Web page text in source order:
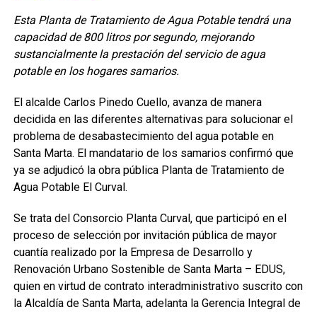
Esta Planta de Tratamiento de Agua Potable tendrá una
capacidad de 800 litros por segundo, mejorando
sustancialmente la prestación del servicio de agua
potable en los hogares samarios.
El alcalde Carlos Pinedo Cuello, avanza de manera
decidida en las diferentes alternativas para solucionar el
problema de desabastecimiento del agua potable en
Santa Marta. El mandatario de los samarios confirmó que
ya se adjudicó la obra pública Planta de Tratamiento de
Agua Potable El Curval.
Se trata del Consorcio Planta Curval, que participó en el
proceso de selección por invitación pública de mayor
cuantía realizado por la Empresa de Desarrollo y
Renovación Urbano Sostenible de Santa Marta – EDUS,
quien en virtud de contrato interadministrativo suscrito con
la Alcaldía de Santa Marta, adelanta la Gerencia Integral de